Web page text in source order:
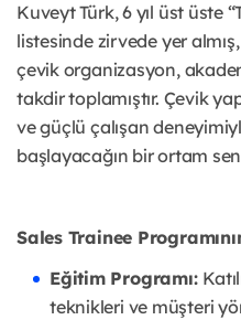
Kuveyt Türk, 6 yıl üst üste
listesinde zirvede yer
çevik organizasyon,
takdir toplamıştır. Çevik
ve güçlü çalışan
başlayacağın bir ortam
Sales Trainee
Eğitim Programı:
teknikleri ve müşteri